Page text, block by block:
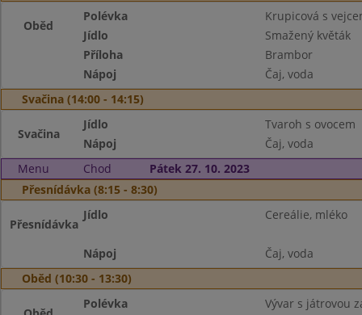
Oběd
Polévka
Krupicová s
Jídlo
Smažený květák
Příloha
Brambor
Nápoj
Čaj, voda
Svačina (14:00 - 14:15)
Svačina
Jídlo
Tvaroh s ovocem
Nápoj
Čaj, voda
Menu
Chod
Pátek 27. 10. 2023
Přesnídávka (8:15 - 8:30)
Přesnídávka
Jídlo Cereálie, mléko
Nápoj
Čaj, voda
Oběd (10:30 - 13:30)
Polévka Vývar s játrovou